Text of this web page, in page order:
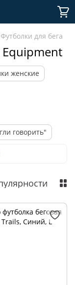
Футболки для бега
Equipment
женские
говорить"